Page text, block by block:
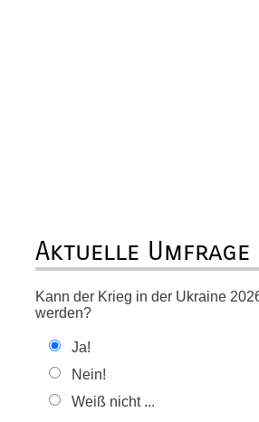
Aktuelle Umfrage
Kann der Krieg in der Ukraine
werden?
Ja!
Nein!
Weiß nicht ...